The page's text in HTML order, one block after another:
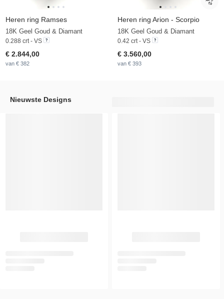
Heren ring Ramses
18K Geel Goud & Diamant
0.288 crt - VS
€ 2.844,00
van € 382
Heren ring Arion - Scorpio
18K Geel Goud & Diamant
0.42 crt - VS
€ 3.560,00
van € 393
Nieuwste Designs